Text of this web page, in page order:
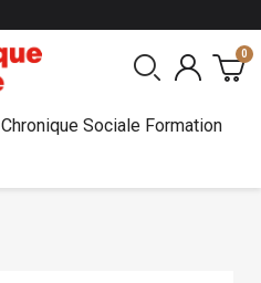
Chronique Sociale Formation